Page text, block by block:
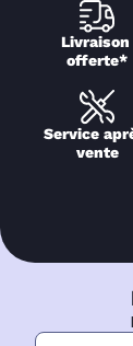
Livraison
offerte*
Service
vente